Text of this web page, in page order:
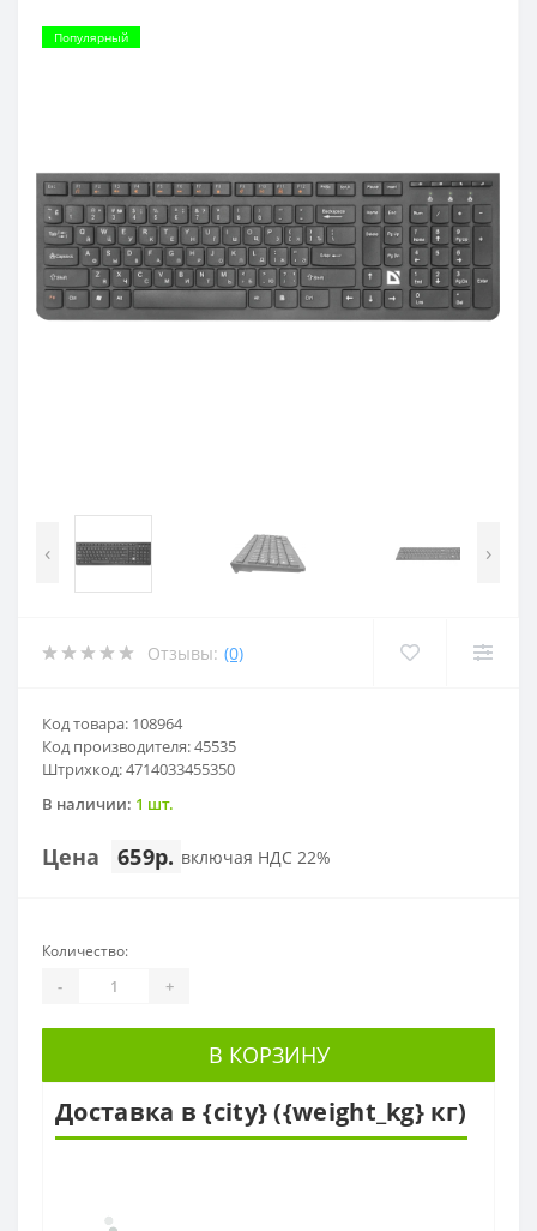
Популярный
‹ ›
Отзывы: (0)
Код товара: 108964
Код производителя: 45535
Штрихкод: 4714033455350
В наличии: 1 шт.
Цена 659р. включая НДС 22%
Количество:
- +
В КОРЗИНУ
Доставка в {city} ({weight_kg} кг)